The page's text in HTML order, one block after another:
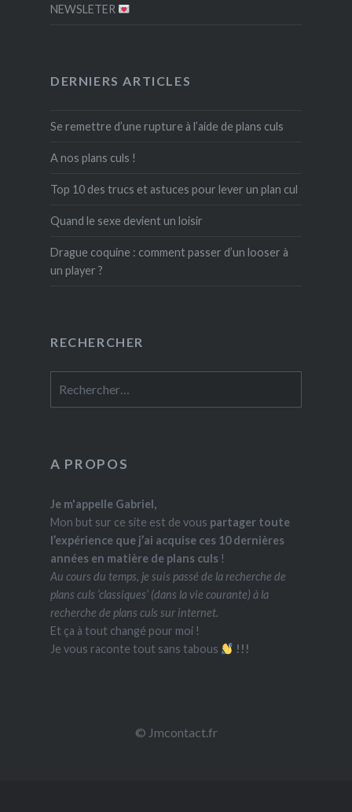
NEWSLETER
DERNIERS ARTICLES
Se remettre d’une rupture à l’aide de plans culs
A nos plans culs !
Top 10 des trucs et astuces pour lever un plan cul
Quand le sexe devient un loisir
Drague coquine : comment passer d’un looser à
un player ?
RECHERCHER
A PROPOS
Je m'appelle Gabriel,
Mon but sur ce site est de vous partager toute
l’expérience que j’ai acquise ces 10 dernières
années en matière de plans culs!
Au cours du temps, je suis passé de la recherche de
plans culs ‘classiques’ (dans la vie courante) à la
recherche de plans culs sur internet.
Et ça à tout changé pour moi !
Je vous raconte tout sans tabous
!!!
© Jmcontact.fr